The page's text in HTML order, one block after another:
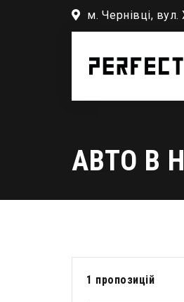
м. Чернівці,
АВТО В
1 пропозицій